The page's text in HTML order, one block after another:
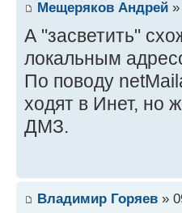
Мещеряков Андрей
А "засветить"
локальным
По поводу
ходят в Инет, но
ДМЗ.
Владимир Горяев »